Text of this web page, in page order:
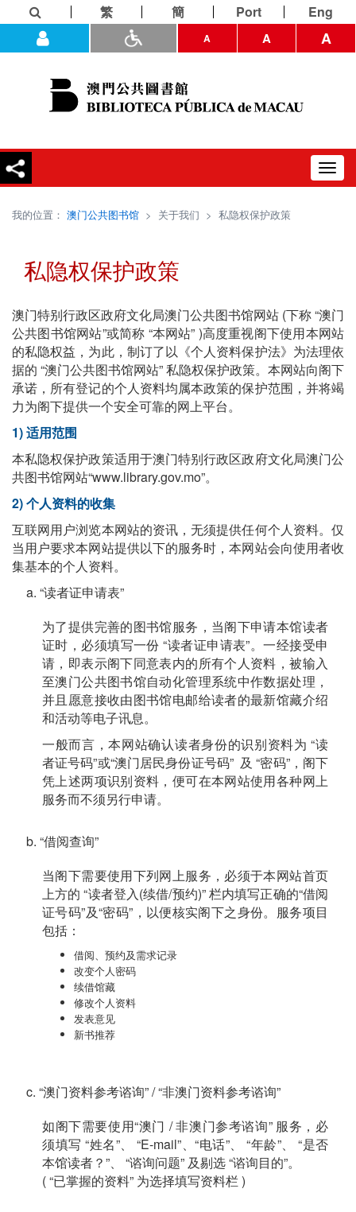
繁 簡 Port Eng
A A A
我的位置： 澳门公共图书馆 > 关于我们 > 私隐权保护政策
私隐权保护政策
澳门特别行政区政府文化局澳门公共图书馆网站 (下称 “澳门
公共图书馆网站”或简称 “本网站” )高度重视阁下使用本网站
的私隐权益，为此，制订了以《个人资料保护法》为法理依
据的 “澳门公共图书馆网站” 私隐权保护政策。本网站向阁下
承诺，所有登记的个人资料均属本政策的保护范围，并将竭
力为阁下提供一个安全可靠的网上平台。
1) 适用范围
本私隐权保护政策适用于澳门特别行政区政府文化局澳门公
共图书馆网站“www.library.gov.mo”。
2) 个人资料的收集
互联网用户浏览本网站的资讯，无须提供任何个人资料。仅
当用户要求本网站提供以下的服务时，本网站会向使用者收
集基本的个人资料。
a. “读者证申请表”
为了提供完善的图书馆服务，当阁下申请本馆读者
证时，必须填写一份 “读者证申请表”。一经接受申
请，即表示阁下同意表内的所有个人资料，被输入
至澳门公共图书馆自动化管理系统中作数据处理，
并且愿意接收由图书馆电邮给读者的最新馆藏介绍
和活动等电子讯息。
一般而言，本网站确认读者身份的识别资料为 “读
者证号码”或“澳门居民身份证号码” 及 “密码”，阁下
凭上述两项识别资料，便可在本网站使用各种网上
服务而不须另行申请。
b. “借阅查询”
当阁下需要使用下列网上服务，必须于本网站首页
上方的 “读者登入(续借/预约)” 栏内填写正确的“借阅
证号码”及“密码”，以便核实阁下之身份。服务项目
包括：
借阅、预约及需求记录
改变个人密码
续借馆藏
修改个人资料
发表意见
新书推荐
c. “澳门资料参考谘询” / “非澳门资料参考谘询”
如阁下需要使用“澳门 / 非澳门参考谘询” 服务，必
须填写 “姓名”、 “E-mail”、“电话”、 “年龄”、 “是否
本馆读者？”、 “谘询问题” 及剔选 “谘询目的”。
( “已掌握的资料” 为选择填写资料栏 )